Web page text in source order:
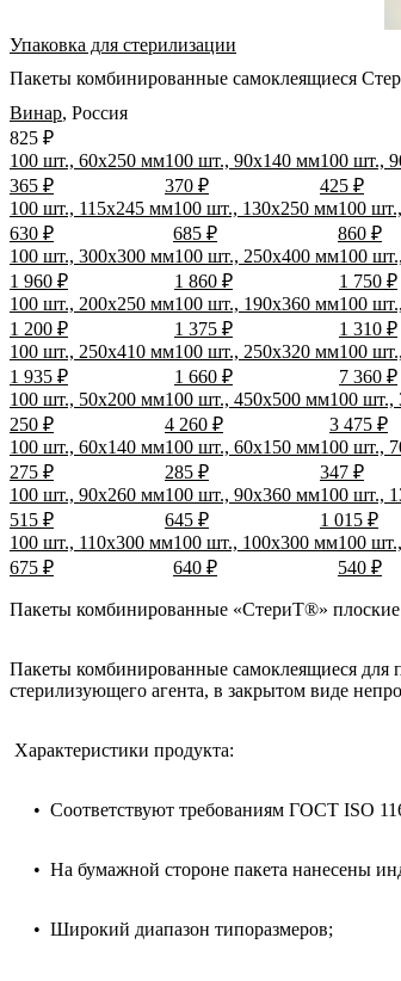
Упаковка для стерилизации
Пакеты комбинированные самоклеящиеся
Винар, Россия
100 шт., 60х250 мм
365 ₽
100 шт., 90х140 мм
370 ₽
100 шт.,
425 ₽
100 шт., 115х245 мм
630 ₽
100 шт., 130х250 мм
685 ₽
100
860 ₽
100 шт., 300х300 мм
1 960 ₽
100 шт., 250х400 мм
1 860 ₽
100
1 750 ₽
100 шт., 200х250 мм
1 200 ₽
100 шт., 190х360 мм
1 375 ₽
100
1 310 ₽
100 шт., 250х410 мм
1 935 ₽
100 шт., 250х320 мм
1 660 ₽
100
7 360 ₽
100 шт., 50х200 мм
250 ₽
100 шт., 450х500 мм
4 260 ₽
100 шт.,
3 475 ₽
100 шт., 60х140 мм
275 ₽
100 шт., 60х150 мм
285 ₽
100 шт.,
347 ₽
100 шт., 90х260 мм
515 ₽
100 шт., 90х360 мм
645 ₽
100 шт.,
1 015 ₽
100 шт., 110х300 мм
675 ₽
100 шт., 100х300 мм
640 ₽
100
540 ₽
Пакеты комбинированные «СтериТ®»
Пакеты комбинированные самоклеящиеся для
стерилизующего агента, в закрытом виде
Характеристики продукта:
• Соответствуют требованиям ГОСТ ISO
• На бумажной стороне пакета нанесены
• Широкий диапазон типоразмеров;
825 ₽